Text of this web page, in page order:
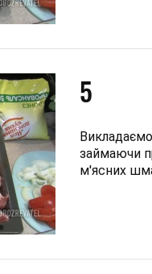
5
Викладаємо
займаючи
м'ясних